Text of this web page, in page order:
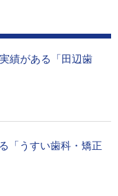
績がある「田辺歯
「うすい歯科・矯正